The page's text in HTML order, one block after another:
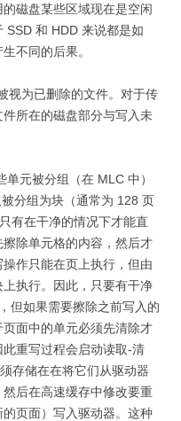
磁盘某些区域现在是空闲
SSD 和 HDD 来说都是如
不同的后果。
视为已删除的文件。对于传
所在的磁盘部分与写入未
元被分组（在 MLC 中）
被分组为块（通常为 128 页
有在干净的情况下才能直
除单元格的内容，然后才
作只能在页上执行，但由
执行。因此，只要有干净
但如果需要擦除之前写入的
面中的单元必须先清除才
重写过程会启动读取-清
存储在在将它们从驱动器
后在高速缓存中修改要重
页面）写入驱动器。这种